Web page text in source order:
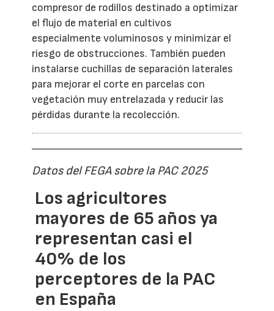
compresor de rodillos destinado a optimizar
el flujo de material en cultivos
especialmente voluminosos y minimizar el
riesgo de obstrucciones. También pueden
instalarse cuchillas de separación laterales
para mejorar el corte en parcelas con
vegetación muy entrelazada y reducir las
pérdidas durante la recolección.
Datos del FEGA sobre la PAC 2025
Los agricultores
mayores de 65 años ya
representan casi el
40% de los
perceptores de la PAC
en España